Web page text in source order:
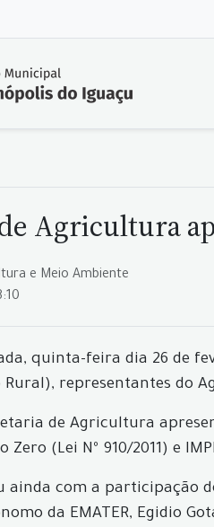
Agricultura
e Meio Ambiente
quinta-feira dia 26 de
Rural), representantes do
de Agricultura
Zero (Lei Nº 910/2011) e
com a participação do
da EMATER, Egidio